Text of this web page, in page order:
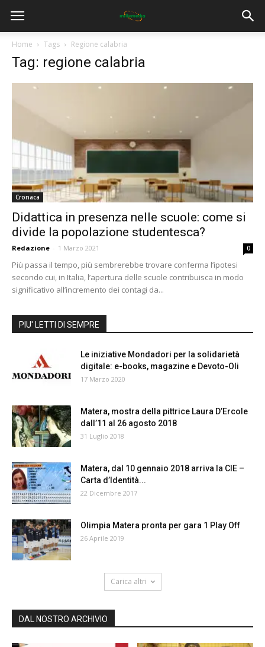
Home Tags Regione calabria
Tag: regione calabria
Cronaca
Didattica in presenza nelle scuole: come si
divide la popolazione studentesca?
Redazione - 1 Marzo 2021 0
Più passa il tempo, più sembrerebbe trovare conferma l’ipotesi
secondo cui, in Italia, l’apertura delle scuole contribuisca in modo
significativo all’incremento dei contagi da...
PIU' LETTI DI SEMPRE
Le iniziative Mondadori per la solidarietà
digitale: e-books, magazine e Devoto-Oli
17 Marzo 2020
Matera, mostra della pittrice Laura D’Ercole
dall’11 al 26 agosto 2018
31 Luglio 2018
Matera, dal 10 gennaio 2018 arriva la CIE –
Carta d’Identità...
22 Dicembre 2017
Olimpia Matera pronta per gara 1 Play Off
26 Aprile 2019
Carica altri
DAL NOSTRO ARCHIVIO